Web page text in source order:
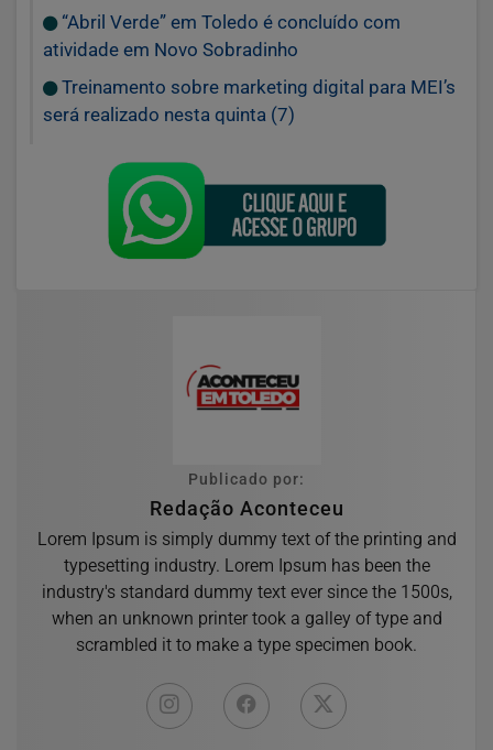
“Abril Verde” em Toledo é concluído com
atividade em Novo Sobradinho
Treinamento sobre marketing digital para MEI’s
será realizado nesta quinta (7)
Publicado por:
Redação Aconteceu
Lorem Ipsum is simply dummy text of the printing and
typesetting industry. Lorem Ipsum has been the
industry's standard dummy text ever since the 1500s,
when an unknown printer took a galley of type and
scrambled it to make a type specimen book.